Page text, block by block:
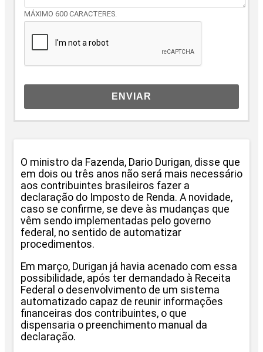
MÁXIMO 600 CARACTERES.
ENVIAR
O ministro da Fazenda, Dario Durigan, disse que
em dois ou três anos não será mais necessário
aos contribuintes brasileiros fazer a
declaração do Imposto de Renda. A novidade,
caso se confirme, se deve às mudanças que
vêm sendo implementadas pelo governo
federal, no sentido de automatizar
procedimentos.
Em março, Durigan já havia acenado com essa
possibilidade, após ter demandado à Receita
Federal o desenvolvimento de um sistema
automatizado capaz de reunir informações
financeiras dos contribuintes, o que
dispensaria o preenchimento manual da
declaração.